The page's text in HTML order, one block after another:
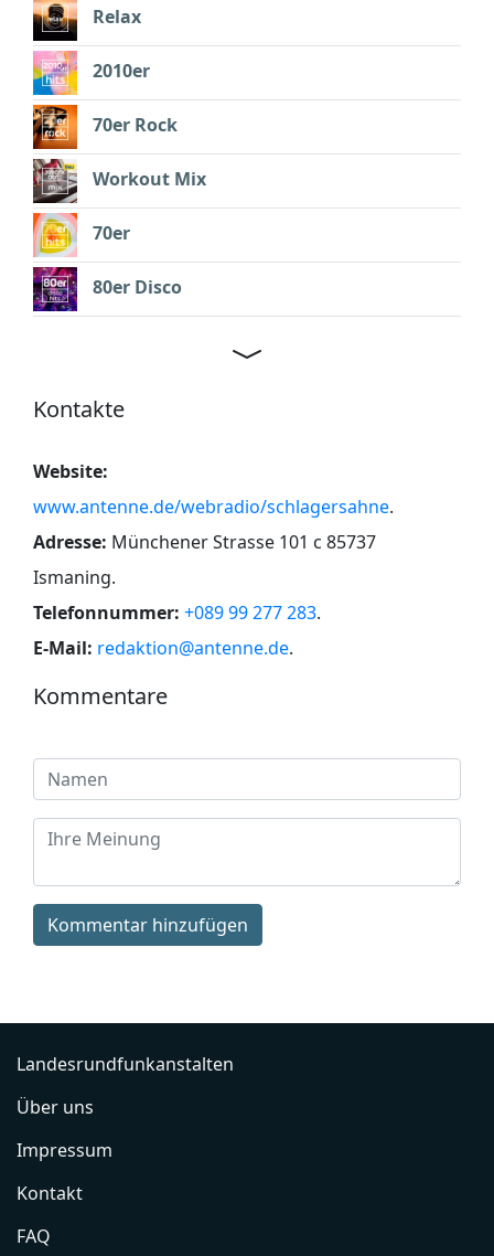
Relax
2010er
70er Rock
Workout Mix
70er
80er Disco
Kontakte
Website:
www.antenne.de/webradio/schlagersahne.
Adresse: Münchener Strasse 101 c 85737
Ismaning.
Telefonnummer: +089 99 277 283.
E-Mail: redaktion@antenne.de.
Kommentare
Kommentar hinzufügen
Landesrundfunkanstalten
Über uns
Impressum
Kontakt
FAQ